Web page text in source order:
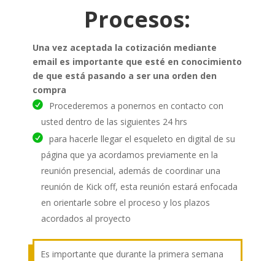
Procesos:
Una vez aceptada la cotización mediante
email es importante que esté en conocimiento
de que está pasando a ser una orden den
compra
Procederemos a ponernos en contacto con
usted dentro de las siguientes 24 hrs
para hacerle llegar el esqueleto en digital de su
página que ya acordamos previamente en la
reunión presencial, además de coordinar una
reunión de Kick off, esta reunión estará enfocada
en orientarle sobre el proceso y los plazos
acordados al proyecto
Es importante que durante la primera semana